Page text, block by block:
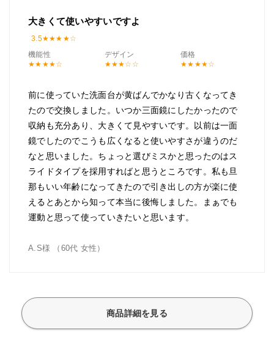
大きくて使いやすいですよ
3.5
機能性
デザイン 価格
前に使っていた洗面台が黄ばんでかなり古くなってき
たので交換しました。いつか三面鏡にしたかったので
収納も充分あり、大きくて見やすいです。以前は一面
鏡でしたのでこうも広くなると使いやすさが違うのだ
なと思いました。ちょっと選びミスかと思ったのはス
ライドタイプを採用すればと思うところです。私も旦
那もいい年齢になってきたので引き出しの方が楽に使
えるとあとから知って本当に後悔しました。まぁでも
運動と思って使っていきたいと思います。
A.S様 （60代 女性）
商品詳細を見る